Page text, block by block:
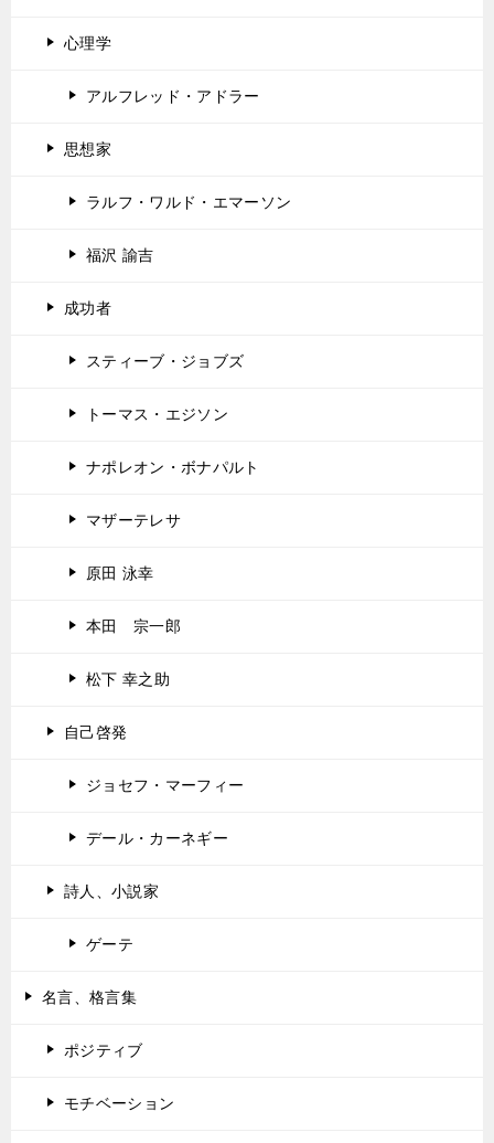
心理学
アルフレッド・アドラー
思想家
ラルフ・ワルド・エマーソン
福沢 諭吉
成功者
スティーブ・ジョブズ
トーマス・エジソン
ナポレオン・ボナパルト
マザーテレサ
原田 泳幸
本田 宗一郎
松下 幸之助
自己啓発
ジョセフ・マーフィー
デール・カーネギー
詩人、小説家
ゲーテ
名言、格言集
ポジティブ
モチベーション